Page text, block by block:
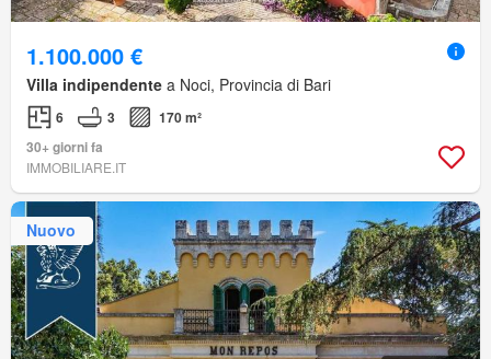
1.100.000 €
Villa indipendente a Noci, Provincia di Bari
6 3
170 m²
30+ giorni fa
IMMOBILIARE.IT
Nuovo